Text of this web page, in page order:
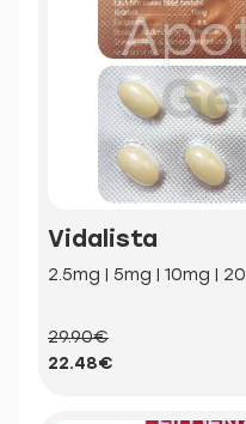
Vidalista
2.5mg | 5mg | 10mg |
29.90€
22.48€